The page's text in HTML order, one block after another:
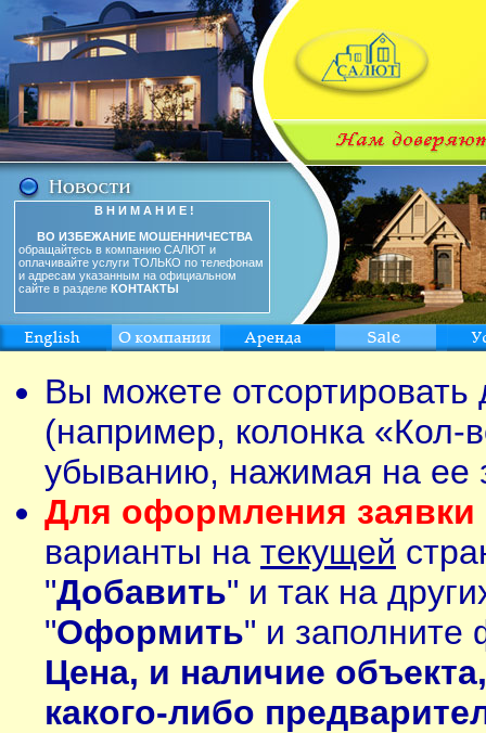
В Н И М А Н И Е !
ВО ИЗБЕЖАНИЕ МОШЕННИЧЕСТВА
обращайтесь в компанию САЛЮТ и
оплачивайте услуги ТОЛЬКО по телефонам
и адресам указанным на официальном
сайте в разделе КОНТАКТЫ
Вы можете
(например, колонка «Кол-
убыванию, нажимая на ее
Для оформления заявки
варианты на текущей
"Добавить" и так на
"Оформить" и заполните
Цена, и наличие
какого-либо